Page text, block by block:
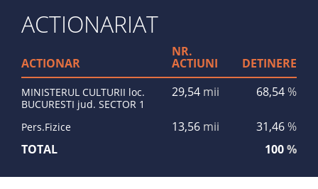
ACTIONARIAT
ACTIONAR
NR.
ACTIUNI DETINERE
MINISTERUL CULTURII loc.
BUCURESTI jud. SECTOR 1
29,54 mii 68,54%
Pers.Fizice 13,56 mii 31,46%
TOTAL
100%